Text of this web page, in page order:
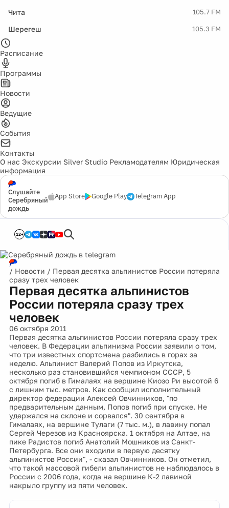
Чита 105.7 FM
Шерегеш 105.3 FM
Расписание
Программы
Новости
Ведущие
События
Контакты
О нас Экскурсии Silver Studio Рекламодателям Юридическая
информация
Слушайте
Серебряный
дождь
App Store Google Play Telegram App
12+
/ Новости / Первая десятка альпинистов России потеряла
сразу трех человек
Первая десятка альпинистов
России потеряла сразу трех
человек
06 октября 2011
Первая десятка альпинистов России потеряла сразу трех
человек. В Федерации альпинизма России заявили о том,
что три известных спортсмена разбились в горах за
неделю. Альпинист Валерий Попов из Иркутска,
несколько раз становившийся чемпионом СССР, 5
октября погиб в Гималаях на вершине Киозо Ри высотой 6
с лишним тыс. метров. Как сообщил исполнительный
директор федерации Алексей Овчинников, "по
предварительным данным, Попов погиб при спуске. Не
удержался на склоне и сорвался". 30 сентября в
Гималаях, на вершине Тулаги (7 тыс. м.), в лавину попал
Сергей Черезов из Красноярска. 1 октября на Алтае, на
пике Радистов погиб Анатолий Мошников из Санкт-
Петербурга. Все они входили в первую десятку
альпинистов России", - сказал Овчинников. Он отметил,
что такой массовой гибели альпинистов не наблюдалось в
России с 2006 года, когда на вершине К-2 лавиной
накрыло группу из пяти человек.